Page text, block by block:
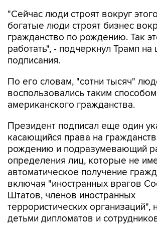
"Сейчас люди строят вокруг
богатые люди строят бизнес
гражданство по рождению. Так
работать", - подчеркнул Трамп
подписания.
По его словам, "сотни тысяч"
воспользовались таким
американского гражданства.
Президент подписал еще один
касающийся права на
рождению и подразумевающий
определения лиц, которые не
автоматическое получение
включая "иностранных врагов
Штатов, членов иностранных
террористических организаций",
детьми дипломатов и